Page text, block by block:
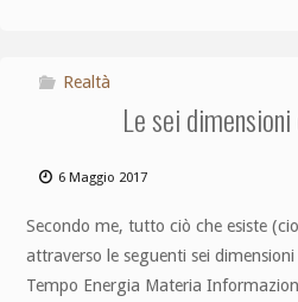
Realtà
Le sei
6 Maggio 2017
Secondo me, tutto ciò che esiste
attraverso le seguenti sei
Tempo Energia Materia